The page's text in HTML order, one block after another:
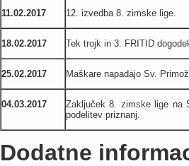
11.02.2017 12. izvedba 8. zimske lige.
18.02.2017 Tek trojk in 3. FRITID
25.02.2017 Maškare napadajo Sv.
04.03.2017
Zaključek 8. zimske lige na
podelitev priznanj.
Dodatne